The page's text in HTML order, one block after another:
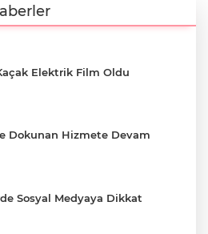
Elektrik Film Oldu
Dokunan Hizmete Devam
Sosyal Medyaya Dikkat